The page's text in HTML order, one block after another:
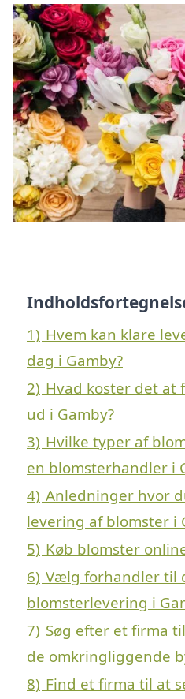
1) Hvem kan klare
dag i Gamby?
2) Hvad koster det at
ud i Gamby?
3) Hvilke typer af
en blomsterhandler i
4) Anledninger hvor
levering af blomster i
5) Køb blomster
6) Vælg forhandler til
blomsterlevering i
7) Søg efter et firma
de omkringliggende
8) Find et firma til at